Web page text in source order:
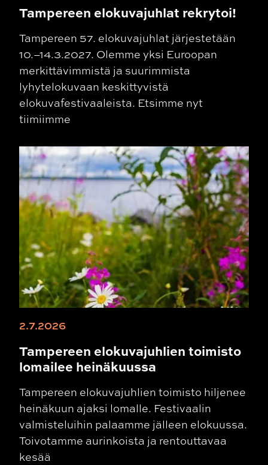
Tampereen elokuvajuhlat rekrytoi!
Tampereen 57. elokuvajuhlat järjestetään
10.–14.3.2027. Olemme yksi Euroopan
merkittävimmistä ja suurimmista
lyhytelokuvaan keskittyvistä
elokuvafestivaaleista. Etsimme nyt
tiimiimme
2.7.2026
Tampereen elokuvajuhlien toimisto
lomailee heinäkuussa
Tampereen elokuvajuhlien toimisto hiljenee
heinäkuun ajaksi lomalle. Festivaalin
valmisteluihin palaamme jälleen elokuussa.
Toivotamme aurinkoista ja rentouttavaa
kesää